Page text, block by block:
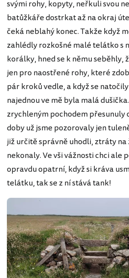
svými rohy, kopyty, neřkuli svou
batůžkáře dostrkat až na okraj
čeká neblahý konec. Takže když
zahlédly rozkošné malé telátko s
korálky, hned se k němu seběhly,
jen pro naostřené rohy, které
pár kroků vedle, a když se
najednou ve mě byla malá
zrychleným pochodem přesunuly
doby už jsme pozorovaly jen
již určitě správně uhodli, ztráty
nekonaly. Ve vši vážnosti chci ale
opravdu opatrní, když si kráva
telátku, tak se z ní stává tank!